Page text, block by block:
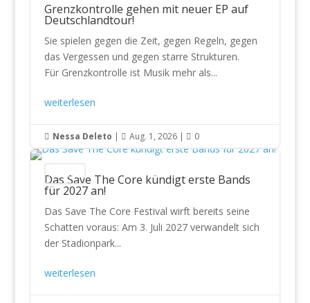
Grenzkontrolle gehen mit neuer EP auf
Deutschlandtour!
Sie spielen gegen die Zeit, gegen Regeln, gegen
das Vergessen und gegen starre Strukturen.
Für Grenzkontrolle ist Musik mehr als...
weiterlesen
 Nessa Deleto |  Aug. 1, 2026|  0
Festivals
Das Save The Core kündigt erste Bands
für 2027 an!
Das Save The Core Festival wirft bereits seine
Schatten voraus: Am 3. Juli 2027 verwandelt sich
der Stadionpark...
weiterlesen